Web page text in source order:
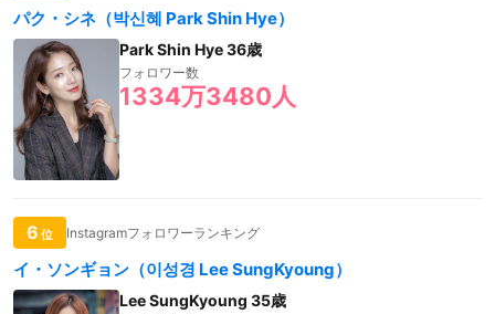
パク・シネ（박신혜 Park Shin Hye）
Park Shin Hye 36歳
フォロワー数
1334万3480人
6 位 Instagramフォロワーランキング
イ・ソンギョン（이성경 Lee SungKyoung）
Lee SungKyoung 35歳